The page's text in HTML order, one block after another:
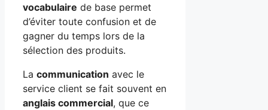
vocabulaire de base permet
d’éviter toute confusion et de
gagner du temps lors de la
sélection des produits.
La communication avec le
service client se fait souvent en
anglais commercial, que ce